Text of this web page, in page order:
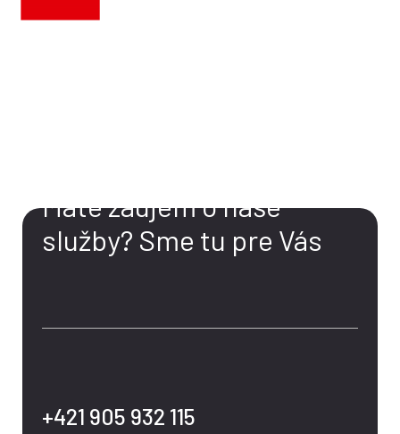
Máte záujem o naše
služby? Sme tu pre Vás
+421 905 932 115